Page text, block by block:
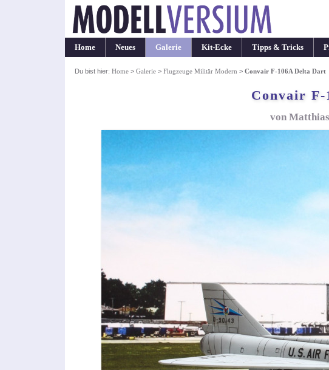
Home Neues Galerie Kit-Ecke Tipps & Tricks
Du bist hier: Home> Galerie> Flugzeuge Militär Modern > Convair F-106A Delta Dart
Convair
von